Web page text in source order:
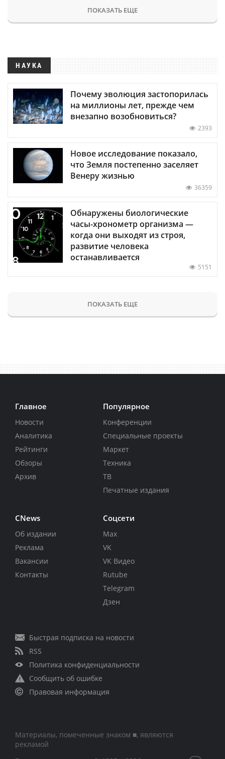
ПОКАЗАТЬ ЕЩЕ
НАУКА
Почему эволюция застопорилась
на миллионы лет, прежде чем
внезапно возобновиться?
2393
Новое исследование показало,
что Земля постепенно заселяет
Венеру жизнью
36359
Обнаружены биологические
часы-хронометр организма —
когда они выходят из строя,
развитие человека
останавливается
5151
ПОКАЗАТЬ ЕЩЕ
Главное
Новости
Аналитика
Рейтинги
Обзоры
Архив
Популярное
Конференции
Специальные проекты
Маркет
Техника
ТВ
Печатные издания
CNews
Об издании
Реклама
Вакансии
Контакты
Соцсети
Max
VK
VK Видео
Rutube
Telegram
Дзен
Быстрая подписка на новости
RSS
Политика конфиденциальности
Сообщить об ошибке
Правовая информация
Материалы, помеченные знаком ■, являются
рекламой